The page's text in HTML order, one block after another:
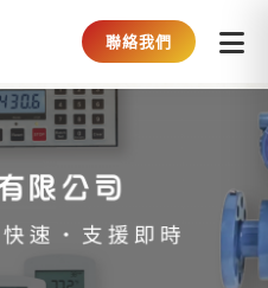
聯絡我們